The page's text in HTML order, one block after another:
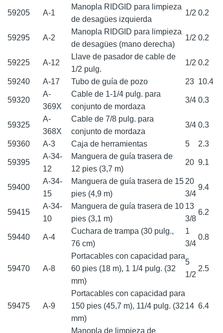
59205 A-1
Manopla RIDGID para limpieza
de desagües izquierda
1/2 0.2
59295 A-2
Manopla RIDGID para limpieza
de desagües (mano derecha)
1/2 0.2
59225 A-12
Llave de pasador de cable de
1/2 pulg.
1/2 0.2
59240 A-17 Tubo de guía de pozo 23 10.4
59320
A-
369X
Cable de 1-1/4 pulg. para
conjunto de mordaza
3/4 0.3
59325
A-
368X
Cable de 7/8 pulg. para
conjunto de mordaza
3/4 0.3
59360 A-3 Caja de herramientas 5 2.3
59395
A-34-
12
Manguera de guía trasera de
12 pies (3,7 m)
20 9.1
59400
A-34-
15
Manguera de guía trasera de 15
pies (4,9 m)
20
3/4
9.4
59415
A-34-
10
Manguera de guía trasera de 10
pies (3,1 m)
13
3/8
6.2
59440 A-4
Cuchara de trampa (30 pulg.,
76 cm)
1
3/4
0.8
59470 A-8
Portacables con capacidad para
60 pies (18 m), 1 1/4 pulg. (32
mm)
5
1/2
2.5
59475 A-9
Portacables con capacidad para
150 pies (45,7 m), 11/4 pulg. (32
mm)
14 6.4
Manopla de limpieza de